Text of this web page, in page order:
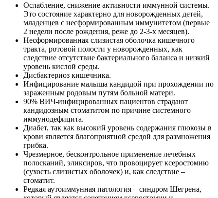
Ослабление, снижение активности иммунной системы.
Это состояние характерно для новорожденных детей,
младенцев с несформированным иммунитетом (первые
2 недели после рождения, реже до 2-3-х месяцев).
Несформированная слизистая оболочка кишечного
тракта, ротовой полости у новорожденных, как
следствие отсутствие бактериального баланса и низкий
уровень кислой среды.
Дисбактериоз кишечника.
Инфицирование малыша кандидой при прохождении по
зараженным родовым путям больной матери.
90% ВИЧ-инфицированных пациентов страдают
кандидозным стоматитом по причине системного
иммунодефицита.
Диабет, так как высокий уровень содержания глюкозы в
крови является благоприятной средой для размножения
грибка.
Чрезмерное, бесконтрольное применение лечебных
полосканий, эликсиров, что провоцирует ксеростомию
(сухость слизистых оболочек) и, как следствие –
стоматит.
Редкая аутоиммунная патология – синдром Шегрена,